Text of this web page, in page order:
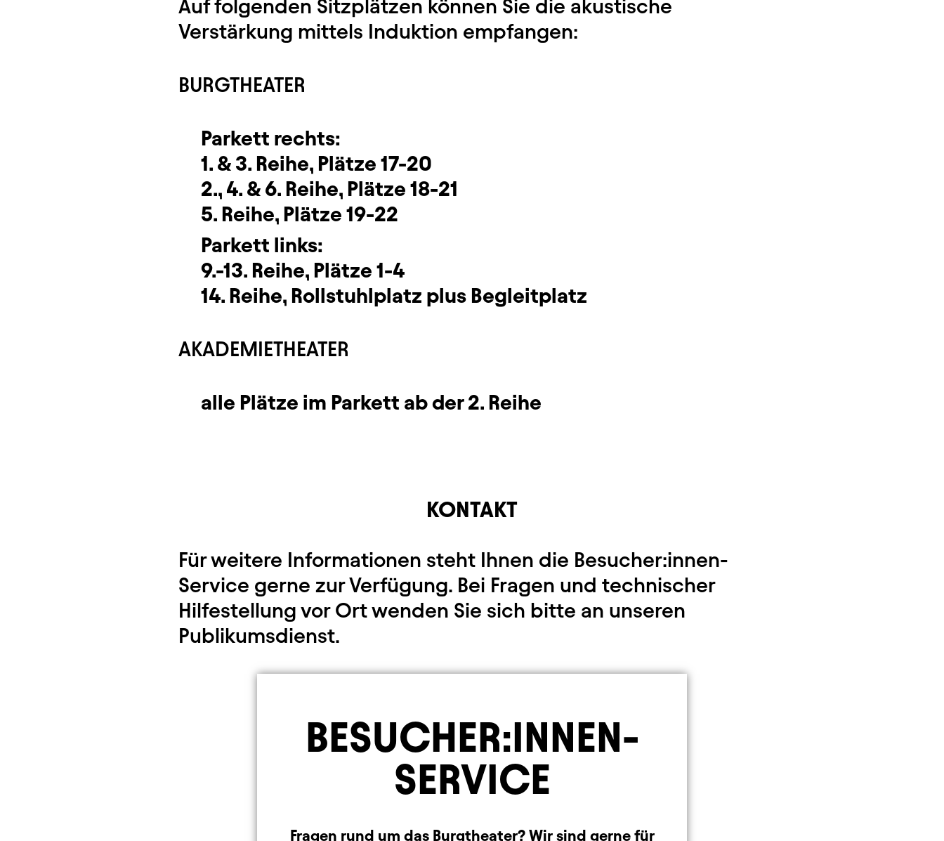
Auf folgenden Sitzplätzen können Sie die akustische
Verstärkung mittels Induktion empfangen:
BURGTHEATER
Parkett rechts:
1. & 3. Reihe, Plätze 17-20
2., 4. & 6. Reihe, Plätze 18-21
5. Reihe, Plätze 19-22
Parkett links:
9.-13. Reihe, Plätze 1-4
14. Reihe, Rollstuhlplatz plus Begleitplatz
AKADEMIETHEATER
alle Plätze im Parkett ab der 2. Reihe
KONTAKT
Für weitere Informationen steht Ihnen die Besucher:innen-
Service gerne zur Verfügung. Bei Fragen und technischer
Hilfestellung vor Ort wenden Sie sich bitte an unseren
Publikumsdienst.
BESUCHER:INNEN-
SERVICE
Fragen rund um das Burgtheater? Wir sind gerne für